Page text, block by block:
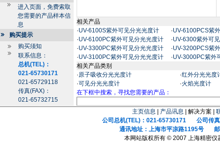
进入页面，免费索取
您需要的产品样本信
息
购买提示
购买须知
联系信息：
总机(TEL)：
021-65730171
021-65729118
传真(FAX)：
021-65732715
相关产品
·UV-6100S紫外可见分光光度计 ·UV-6100PCS紫
·UV-6100PC紫外可见分光光度计 ·UV-6300紫外可
·UV-3300PC紫外可见分光光度计 ·UV-3200PCS紫
·UV-3100PC紫外可见分光光度计 ·UV-3000PC紫外
相关产品类别
·原子吸收分光光度计 ·红外分光光度
·可见分光光度计 ·火焰光度计
在下框中搜索，寻找您需要的产品：
主页信息 产品讯息 | 解决方案 |
公司总机(TEL)：021-65730171 公司传真
通讯地址：上海市平凉路1195号 邮
本网站版权所有 © 2007 上海精密仪